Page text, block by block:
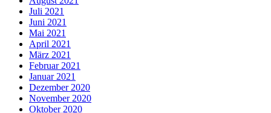
Juli 2021
Juni 2021
Mai 2021
April 2021
März 2021
Februar 2021
Januar 2021
Dezember 2020
November 2020
Oktober 2020